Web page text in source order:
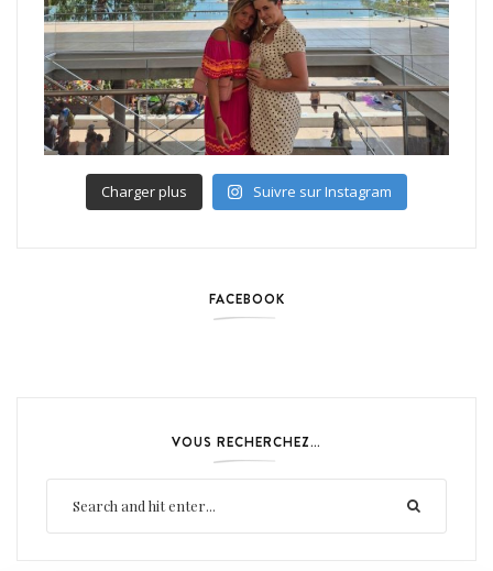
Charger plus Suivre sur Instagram
FACEBOOK
VOUS RECHERCHEZ…